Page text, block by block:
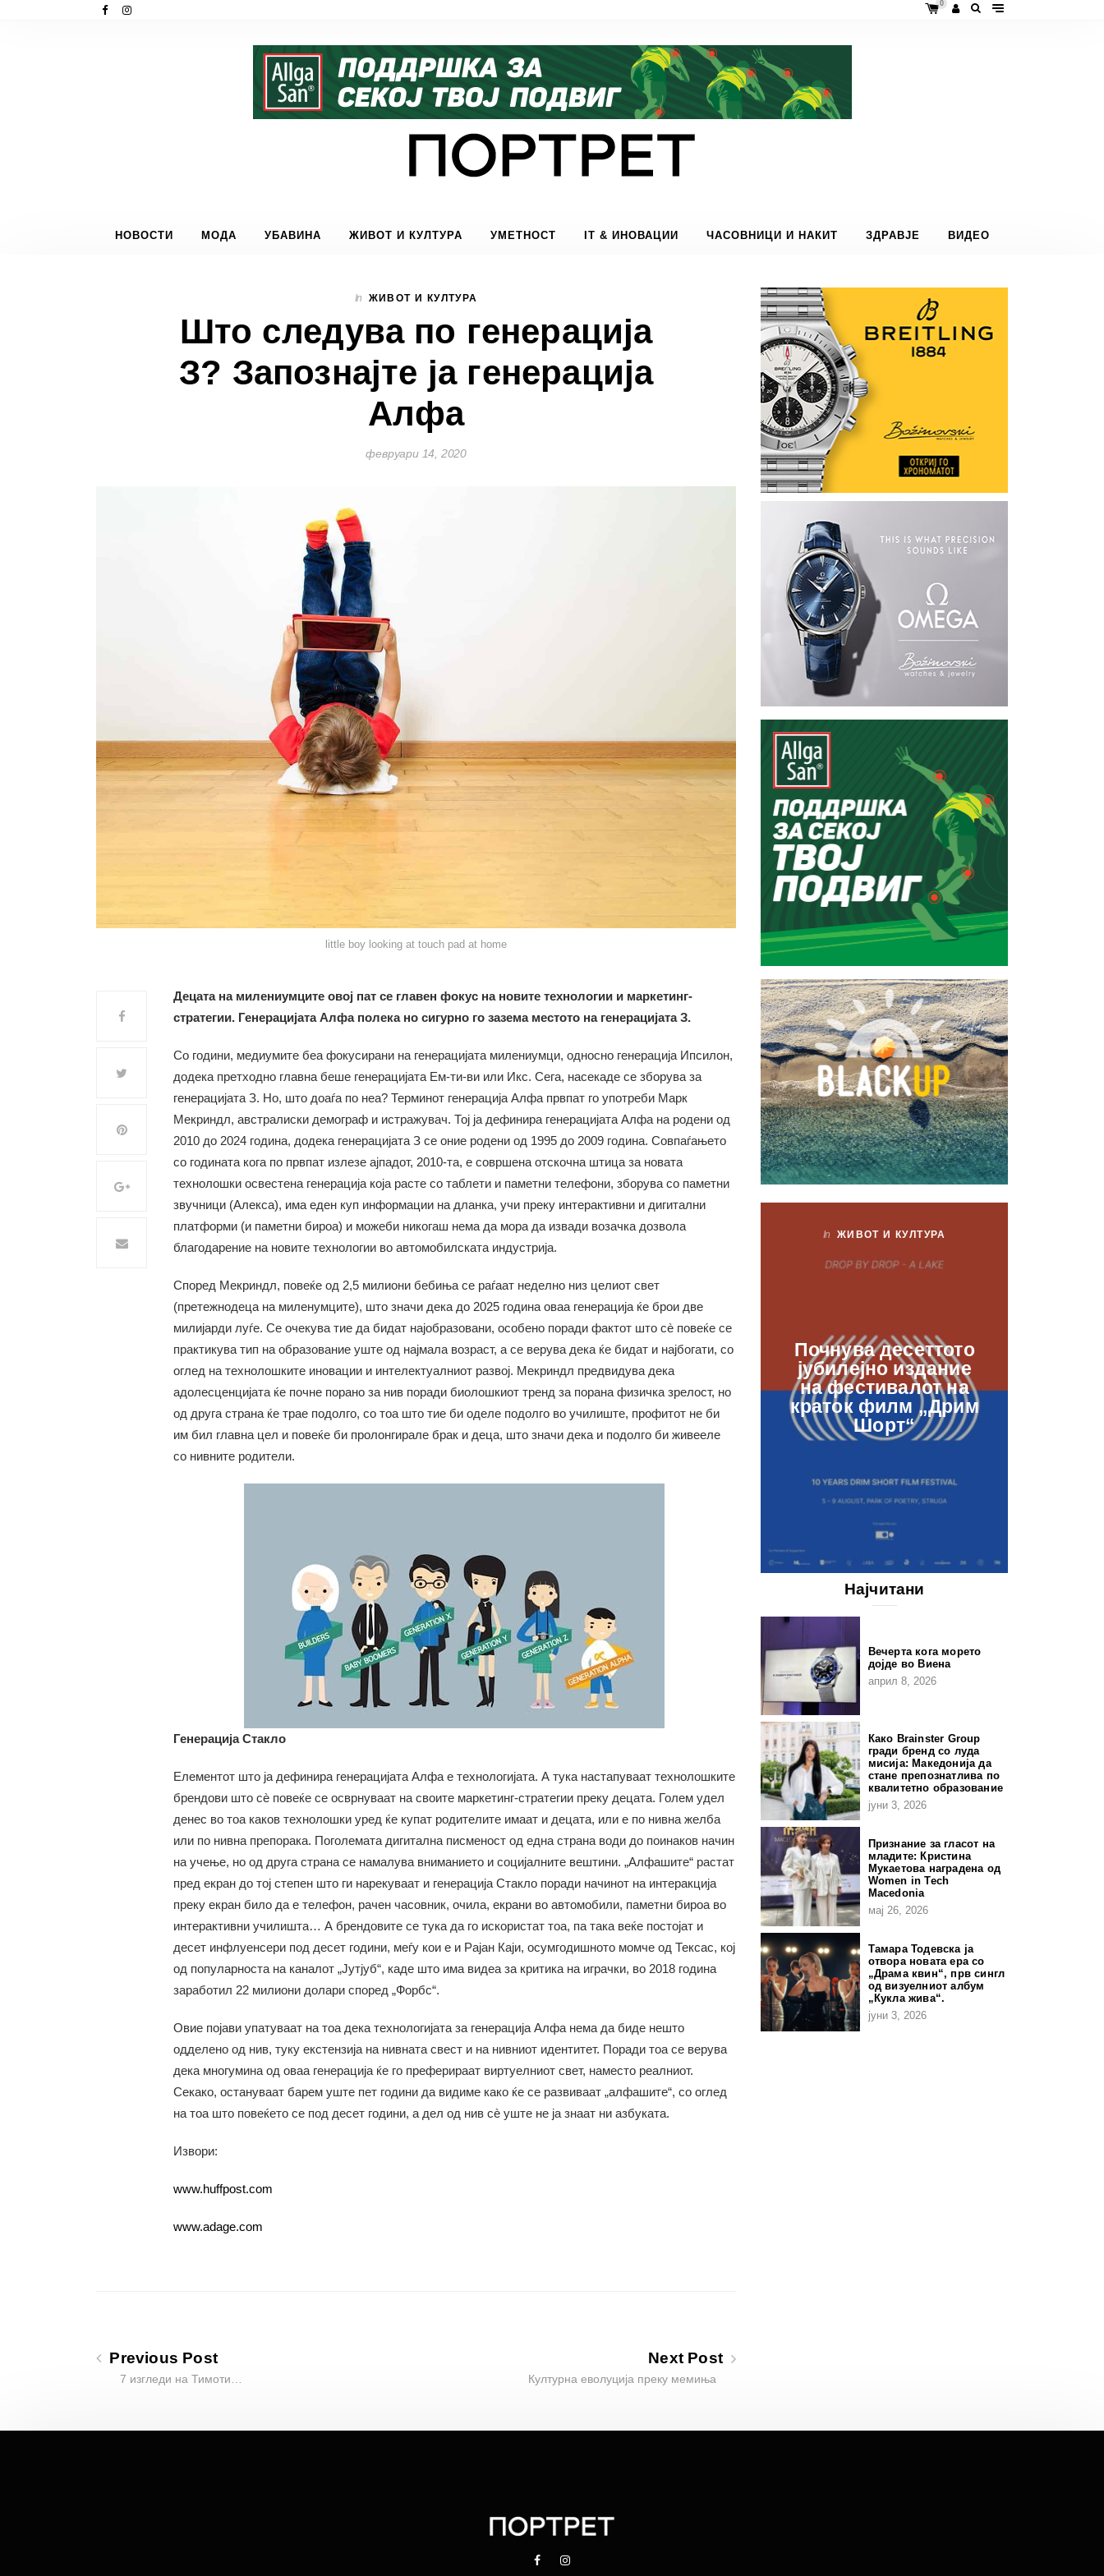
0
НОВОСТИ МОДА УБАВИНА ЖИВОТ И КУЛТУРА УМЕТНОСТ IT & ИНОВАЦИИ ЧАСОВНИЦИ И НАКИТ ЗДРАВЈЕ ВИДЕО
In ЖИВОТ И КУЛТУРА
Што следува по генерација
З? Запознајте ја генерација
Алфа
февруари 14, 2020
little boy looking at touch pad at home
Децата на милениумците овој пат се главен фокус на новите технологии и маркетинг-
стратегии. Генерацијата Алфа полека но сигурно го зазема местото на генерацијата З.
Со години, медиумите беа фокусирани на генерацијата милениумци, односно генерација Ипсилон,
додека претходно главна беше генерацијата Ем-ти-ви или Икс. Сега, насекаде се зборува за
генерацијата З. Но, што доаѓа по неа? Терминот генерација Алфа првпат го употреби Марк
Мекриндл, австралиски демограф и истражувач. Тој ја дефинира генерацијата Алфа на родени од
2010 до 2024 година, додека генерацијата З се оние родени од 1995 до 2009 година. Совпаѓањето
со годината кога по првпат излезе ајпадот, 2010-та, е совршена отскочна штица за новата
технолошки освестена генерација која расте со таблети и паметни телефони, зборува со паметни
звучници (Алекса), има еден куп информации на дланка, учи преку интерактивни и дигитални
платформи (и паметни бироа) и можеби никогаш нема да мора да извади возачка дозвола
благодарение на новите технологии во автомобилската индустрија.
Според Мекриндл, повеќе од 2,5 милиони бебиња се раѓаат неделно низ целиот свет
(претежнодеца на миленумците), што значи дека до 2025 година оваа генерација ќе брои две
милијарди луѓе. Се очекува тие да бидат најобразовани, особено поради фактот што сè повеќе се
практикува тип на образование уште од најмала возраст, а се верува дека ќе бидат и најбогати, со
оглед на технолошките иновации и интелектуалниот развој. Мекриндл предвидува дека
адолесценцијата ќе почне порано за нив поради биолошкиот тренд за порана физичка зрелост, но
од друга страна ќе трае подолго, со тоа што тие би оделе подолго во училиште, профитот не би
им бил главна цел и повеќе би пролонгирале брак и деца, што значи дека и подолго би живееле
со нивните родители.
Генерација Стакло
Елементот што ја дефинира генерацијата Алфа е технологијата. А тука настапуваат технолошките
брендови што сè повеќе се осврнуваат на своите маркетинг-стратегии преку децата. Голем удел
денес во тоа каков технолошки уред ќе купат родителите имаат и децата, или е по нивна желба
или по нивна препорака. Поголемата дигитална писменост од една страна води до поинаков начин
на учење, но од друга страна се намалува вниманието и социјалните вештини. „Алфашите“ растат
пред екран до тој степен што ги нарекуваат и генерација Стакло поради начинот на интеракција
преку екран било да е телефон, рачен часовник, очила, екрани во автомобили, паметни бироа во
интерактивни училишта… А брендовите се тука да го искористат тоа, па така веќе постојат и
десет инфлуенсери под десет години, меѓу кои е и Рајан Каји, осумгодишното момче од Тексас, кој
од популарноста на каналот „Јутјуб“, каде што има видеа за критика на играчки, во 2018 година
заработил 22 милиони долари според „Форбс“.
Овие појави упатуваат на тоа дека технологијата за генерација Алфа нема да биде нешто
одделено од нив, туку екстензија на нивната свест и на нивниот идентитет. Поради тоа се верува
дека многумина од оваа генерација ќе го преферираат виртуелниот свет, наместо реалниот.
Секако, остануваат барем уште пет години да видиме како ќе се развиваат „алфашите“, со оглед
на тоа што повеќето се под десет години, а дел од нив сè уште не ја знаат ни азбуката.
Извори:
www.huffpost.com
www.adage.com
Previous Post
7 изгледи на Тимоти…
Next Post
Културна еволуција преку мемиња
In ЖИВОТ И КУЛТУРА
Почнува десеттото
јубилејно издание
на фестивалот на
краток филм „Дрим
Шорт“
Најчитани
Вечерта кога морето
дојде во Виена
април 8, 2026
Како Brainster Group
гради бренд со луда
мисија: Македонија да
стане препознатлива по
квалитетно образование
јуни 3, 2026
Признание за гласот на
младите: Кристина
Мукаетова наградена од
Women in Tech
Macedonia
мај 26, 2026
Тамара Тодевска ја
отвора новата ера со
„Драма квин“, прв сингл
од визуелниот албум
„Кукла жива“.
јуни 3, 2026